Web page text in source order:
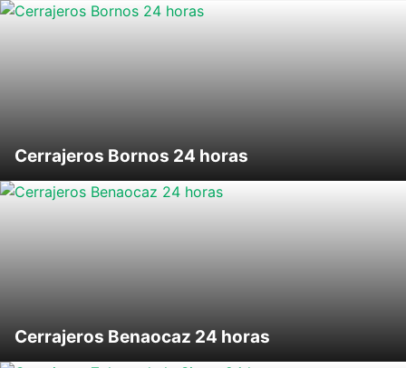
Cerrajeros Bornos 24 horas
Cerrajeros Benaocaz 24 horas